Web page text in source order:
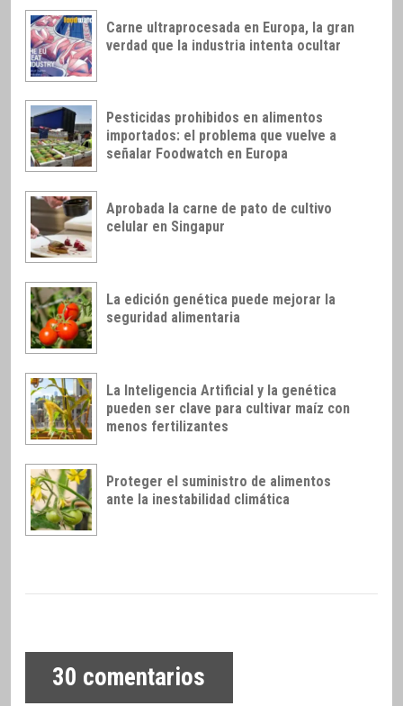
Carne ultraprocesada en Europa, la gran
verdad que la industria intenta ocultar
Pesticidas prohibidos en alimentos
importados: el problema que vuelve a
señalar Foodwatch en Europa
Aprobada la carne de pato de cultivo
celular en Singapur
La edición genética puede mejorar la
seguridad alimentaria
La Inteligencia Artificial y la genética
pueden ser clave para cultivar maíz con
menos fertilizantes
Proteger el suministro de alimentos
ante la inestabilidad climática
30 comentarios